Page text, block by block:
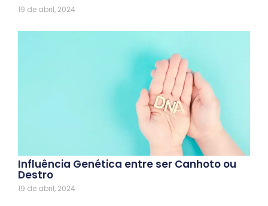
19 de abril, 2024
Influência Genética entre ser Canhoto ou
Destro
19 de abril, 2024